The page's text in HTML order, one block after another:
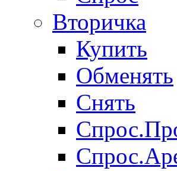
Вторичка
Купить
Обменять
Снять